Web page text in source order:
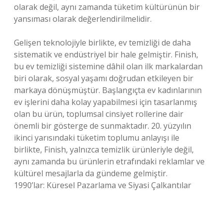
olarak değil, aynı zamanda tüketim kültürünün bir
yansıması olarak değerlendirilmelidir.
Gelişen teknolojiyle birlikte, ev temizliği de daha
sistematik ve endüstriyel bir hale gelmiştir. Finish,
bu ev temizliği sistemine dâhil olan ilk markalardan
biri olarak, sosyal yaşamı doğrudan etkileyen bir
markaya dönüşmüştür. Başlangıçta ev kadınlarının
ev işlerini daha kolay yapabilmesi için tasarlanmış
olan bu ürün, toplumsal cinsiyet rollerine dair
önemli bir gösterge de sunmaktadır. 20. yüzyılın
ikinci yarısındaki tüketim toplumu anlayışı ile
birlikte, Finish, yalnızca temizlik ürünleriyle değil,
aynı zamanda bu ürünlerin etrafındaki reklamlar ve
kültürel mesajlarla da gündeme gelmiştir.
1990’lar: Küresel Pazarlama ve Siyasi Çalkantılar